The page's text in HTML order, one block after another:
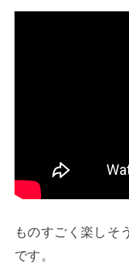
ものすごく楽しそ
です。